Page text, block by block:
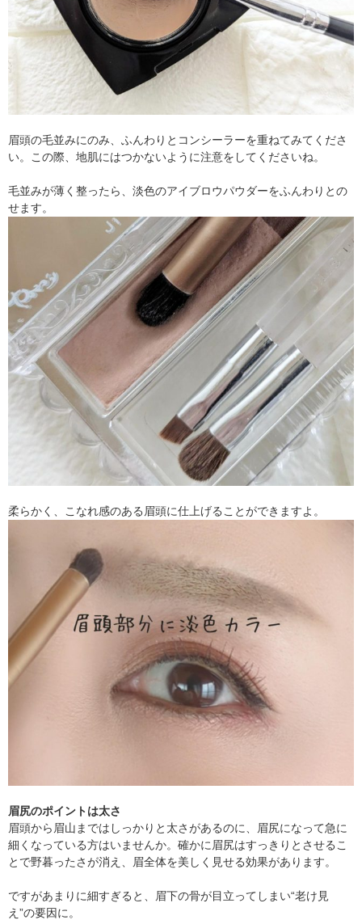
眉頭の毛並みにのみ、ふんわりとコンシーラーを重ねてみてくださ
い。この際、地肌にはつかないように注意をしてくださいね。
毛並みが薄く整ったら、淡色のアイブロウパウダーをふんわりとの
せます。
柔らかく、こなれ感のある眉頭に仕上げることができますよ。
眉尻のポイントは太さ
眉頭から眉山まではしっかりと太さがあるのに、眉尻になって急に
細くなっている方はいませんか。確かに眉尻はすっきりとさせるこ
とで野暮ったさが消え、眉全体を美しく見せる効果があります。
ですがあまりに細すぎると、眉下の骨が目立ってしまい“老け見
え”の要因に。